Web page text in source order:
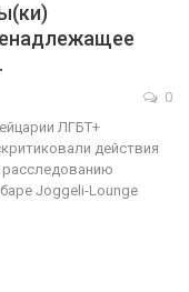
0
ЛГБТ+
действия
расследованию
Joggeli-Lounge